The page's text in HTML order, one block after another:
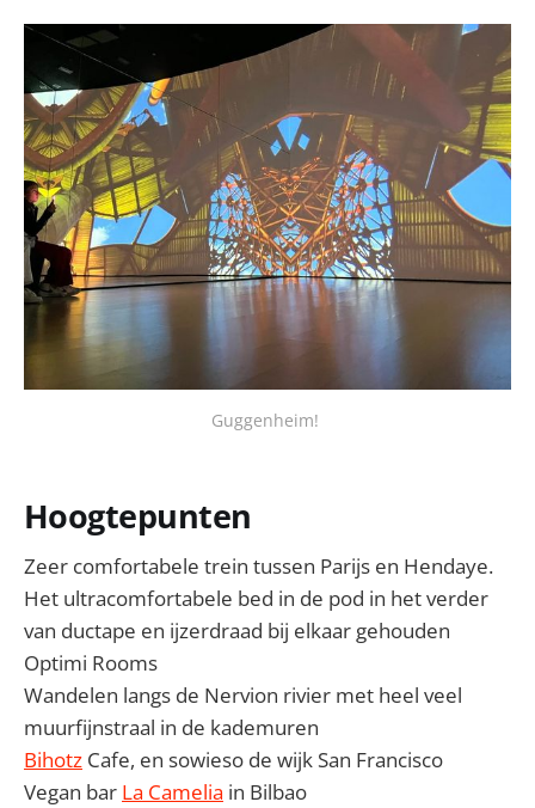
Guggenheim!
Hoogtepunten
Zeer comfortabele trein tussen Parijs en Hendaye.
Het ultracomfortabele bed in de pod in het verder
van ductape en ijzerdraad bij elkaar gehouden
Optimi Rooms
Wandelen langs de Nervion rivier met heel veel
muurfijnstraal in de kademuren
Bihotz Cafe, en sowieso de wijk San Francisco
Vegan bar La Camelia in Bilbao